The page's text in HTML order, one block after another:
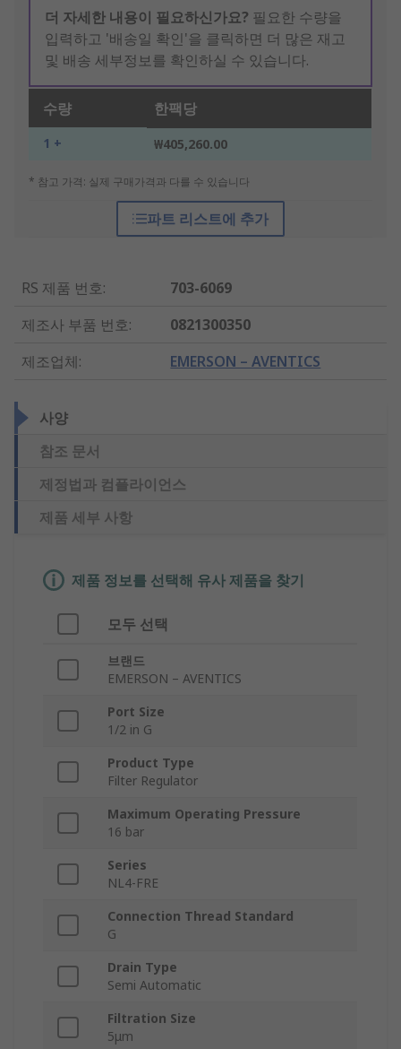
더 자세한 내용이 필요하신가요? 필요한 수량을
입력하고 '배송일 확인'을 클릭하면 더 많은 재고
및 배송 세부정보를 확인하실 수 있습니다.
수량 한팩당
1 + ₩405,260.00
* 참고 가격: 실제 구매가격과 다를 수 있습니다
파트 리스트에 추가
RS 제품 번호:
703-6069
제조사 부품 번호:
0821300350
제조업체: EMERSON – AVENTICS
사양
참조 문서
제정법과 컴플라이언스
제품 세부 사항
제품 정보를 선택해 유사 제품을 찾기
모두 선택
브랜드
EMERSON – AVENTICS
Port Size
1/2 in G
Product Type
Filter Regulator
Maximum Operating Pressure
16 bar
Series
NL4-FRE
Connection Thread Standard
G
Drain Type
Semi Automatic
Filtration Size
5μm